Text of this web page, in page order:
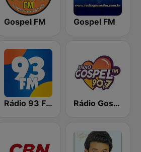
Gospel FM Gospel FM
Rádio 93 FM Rádio Gospel FM